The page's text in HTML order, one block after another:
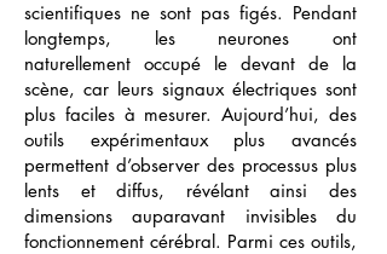
scientifiques ne sont pas figés. Pendant
longtemps, les neurones ont
naturellement occupé le devant de la
scène, car leurs signaux électriques sont
plus faciles à mesurer. Aujourd’hui, des
outils expérimentaux plus avancés
permettent d’observer des processus plus
lents et diffus, révélant ainsi des
dimensions auparavant invisibles du
fonctionnement cérébral. Parmi ces outils,